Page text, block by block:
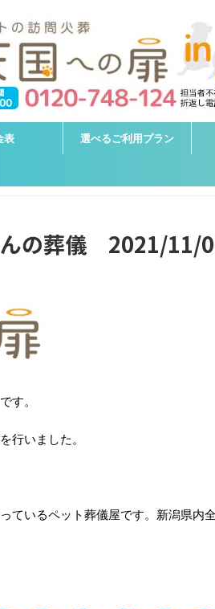
表 選べるご利用プラン
んの葬儀 2021/11/
す。
行いました。
ているペット葬儀屋です。新潟県内